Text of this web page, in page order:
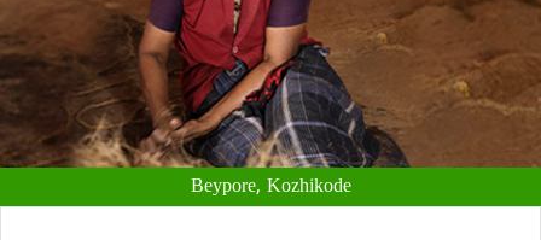
Beypore, Kozhikode